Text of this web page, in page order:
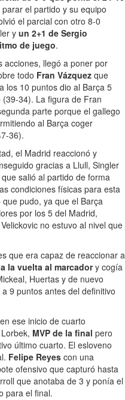
el partido y su equipo
el parcial con otro 8-0
y un 2+1 de Sergio
de juego.
acciones, llegó a poner por
todo Fran Vázquez que
los 10 puntos dio al Barça 5
34). La figura de Fran
parte porque el gallego
al Barça coger
36).
el Madrid reaccionó y
gracias a Llull, Singler
salió al partido de forma
condiciones físicas para esta
pudo, ya que el Barça
por los 5 del Madrid,
no estuvo al nivel que
que era capaz de reaccionar a
la vuelta al marcadory cogía
Huertas y de nuevo
9 puntos antes del definitivo
ese inicio de cuarto
MVP de la final pero
último cuarto. El esloveno
Felipe Reyes con una
ofensivo que capturó hasta
que anotaba de 3 y ponía el
para el final.